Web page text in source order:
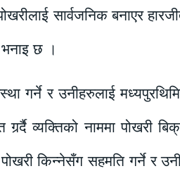
सार्वजनिक बनाएर
भनाइ छ ।
गर्ने र उनीहरुलाई
व्यक्तिको नाममा पोखरी
किन्नेसँग सहमति गर्ने र